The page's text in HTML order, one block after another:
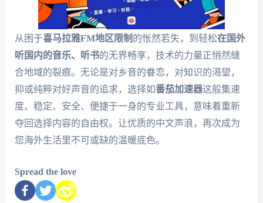
从困于喜马拉雅FM地区限制 的怅然若失，到轻松在国外
听国内的音乐、听书的无界畅享，技术的力量正悄然缝
合地域的裂痕。无论是对乡音的眷恋，对知识的渴望，
抑或纯粹对好声音的追求，选择如番茄加速器这般集速
度、稳定、安全、便捷于一身的专业工具，意味着重新
夺回选择内容的自由权。让优质的中文声浪，再次成为
您海外生活里不可或缺的温暖底色。
Spread the love